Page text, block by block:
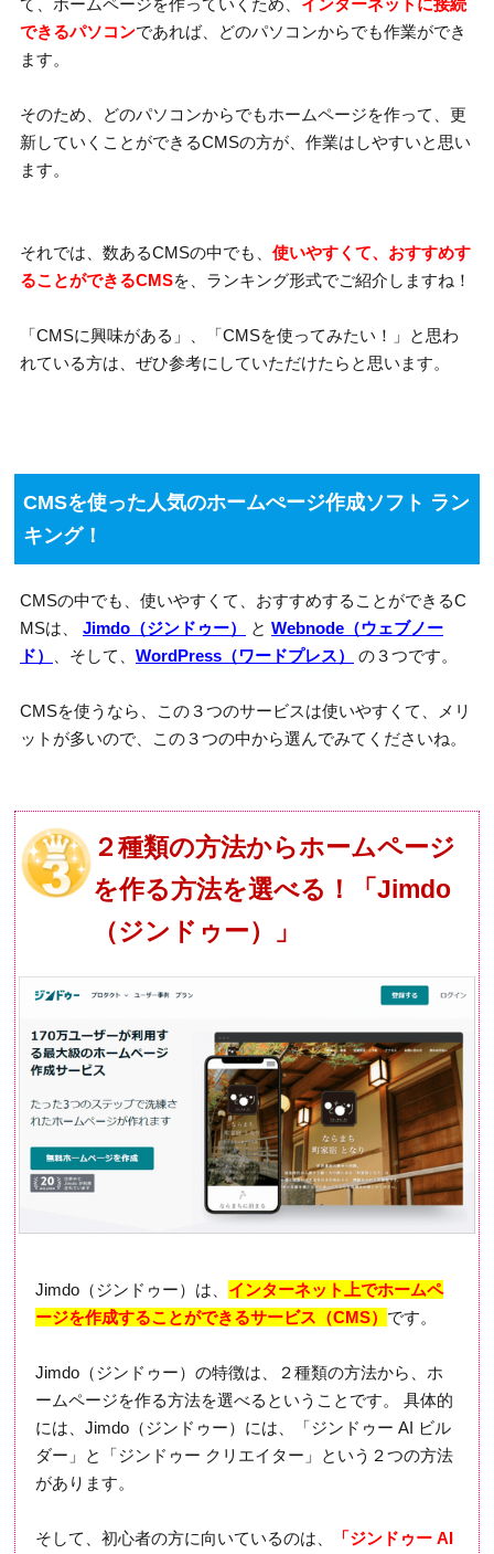
て、ホームページを作っていくため、 インターネットに接続
できるパソコンであれば、どのパソコンからでも作業ができ
ます。
そのため、どのパソコンからでもホームページを作って、更
新していくことができるCMSの方が、作業はしやすいと思い
ます。
それでは、数あるCMSの中でも、 使いやすくて、おすすめす
ることができるCMSを、ランキング形式でご紹介しますね！
「CMSに興味がある」、「CMSを使ってみたい！」と思わ
れている方は、ぜひ参考にしていただけたらと思います。
CMSを使った人気のホームぺージ作成ソフト ラン
キング！
CMSの中でも、使いやすくて、おすすめすることができるC
MSは、 Jimdo（ジンドゥー） と Webnode（ウェブノー
ド）
、そして、 WordPress（ワードプレス） の３つです。
CMSを使うなら、この３つのサービスは使いやすくて、メリ
ットが多いので、この３つの中から選んでみてくださいね。
２種類の方法からホームページ
を作る方法を選べる！「Jimdo
（ジンドゥー）」
Jimdo（ジンドゥー）は、 インターネット上でホームペ
ージを作成することができるサービス（CMS） です。
Jimdo（ジンドゥー）の特徴は、２種類の方法から、ホ
ームページを作る方法を選べるということです。 具体的
には、Jimdo（ジンドゥー）には、「ジンドゥー AI ビル
ダー」と「ジンドゥー クリエイター」という２つの方法
があります。
そして、初心者の方に向いているのは、
「ジンドゥー AI